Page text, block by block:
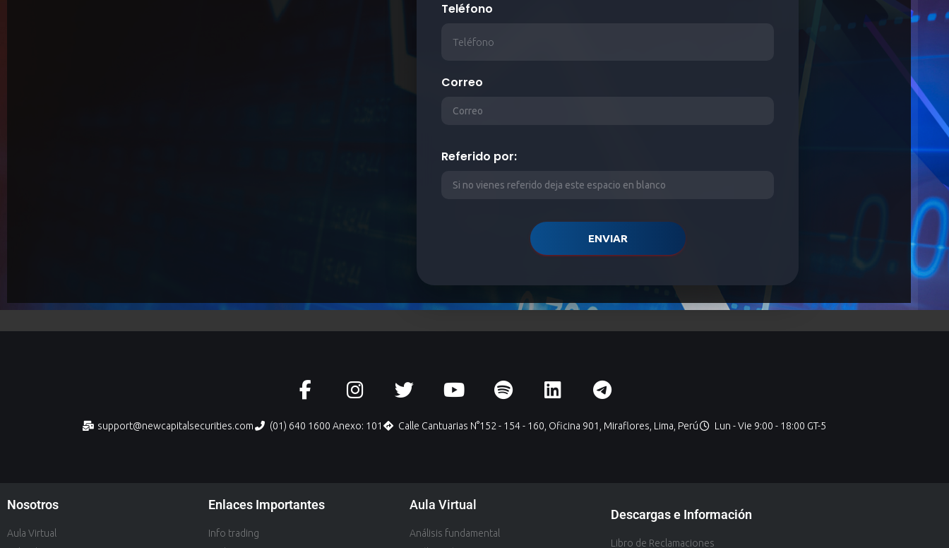
Teléfono
Correo
Referido por:
ENVIAR
support@newcapitalsecurities.com (01) 640 1600 Anexo: 101 Calle Cantuarias N°152 - 154 - 160, Oficina 901, Miraflores, Lima, Perú Lun - Vie 9:00 - 18:00 GT-5
Nosotros
Aula Virtual
Enlaces Importantes
Info trading
Aula Virtual
Análisis fundamental
Descargas e Información
Libro de Reclamaciones